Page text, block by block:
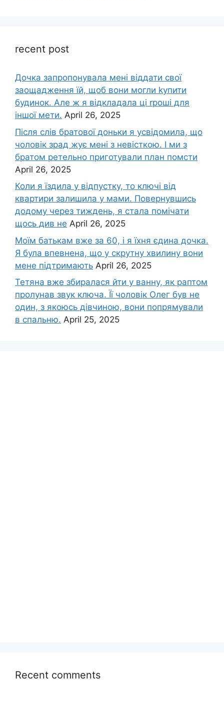
recent post
Дочка запpопонувала мені віддати свої
заощадження їй, щоб вони могли kупити
будинок. Але ж я відкладала ці rроші для
іншої мети. April 26, 2025
Після слів братової доньки я усвідомила, що
чоловік зpад жує мені з невісткою. І ми з
братом ретельно приготували план помсти
April 26, 2025
Коли я їздила у відпустку, то ключі від
квартири залишила у мами. Повернувшись
додому через тиждень, я стала помічати
щось див не April 26, 2025
Моїм батькам вже за 60, і я їхня єдина дочка.
Я була впевнена, що у скрутну хвилину вони
мене підтримають April 26, 2025
Тетяна вже збиралася йти у ванну, як раптом
пролунав звук ключа. Її чоловік Олег був не
один, з якоюсь дівчиною, вони попрямували
в спальню. April 25, 2025
Recent comments